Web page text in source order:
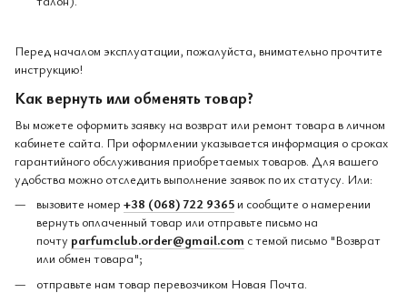
Перед началом эксплуатации, пожалуйста, внимательно прочтите
инструкцию!
Как вернуть или обменять товар?
Вы можете оформить заявку на возврат или ремонт товара в личном
кабинете сайта. При оформлении указывается информация о сроках
гарантийного обслуживания приобретаемых товаров. Для вашего
удобства можно отследить выполнение заявок по их статусу. Или:
вызовите номер +38 (068) 722 9365 и сообщите о намерении
вернуть оплаченный товар или отправьте письмо на
почту parfumclub.order@gmail.com с темой письмо "Возврат
или обмен товара";
отправьте нам товар перевозчиком Новая Почта.